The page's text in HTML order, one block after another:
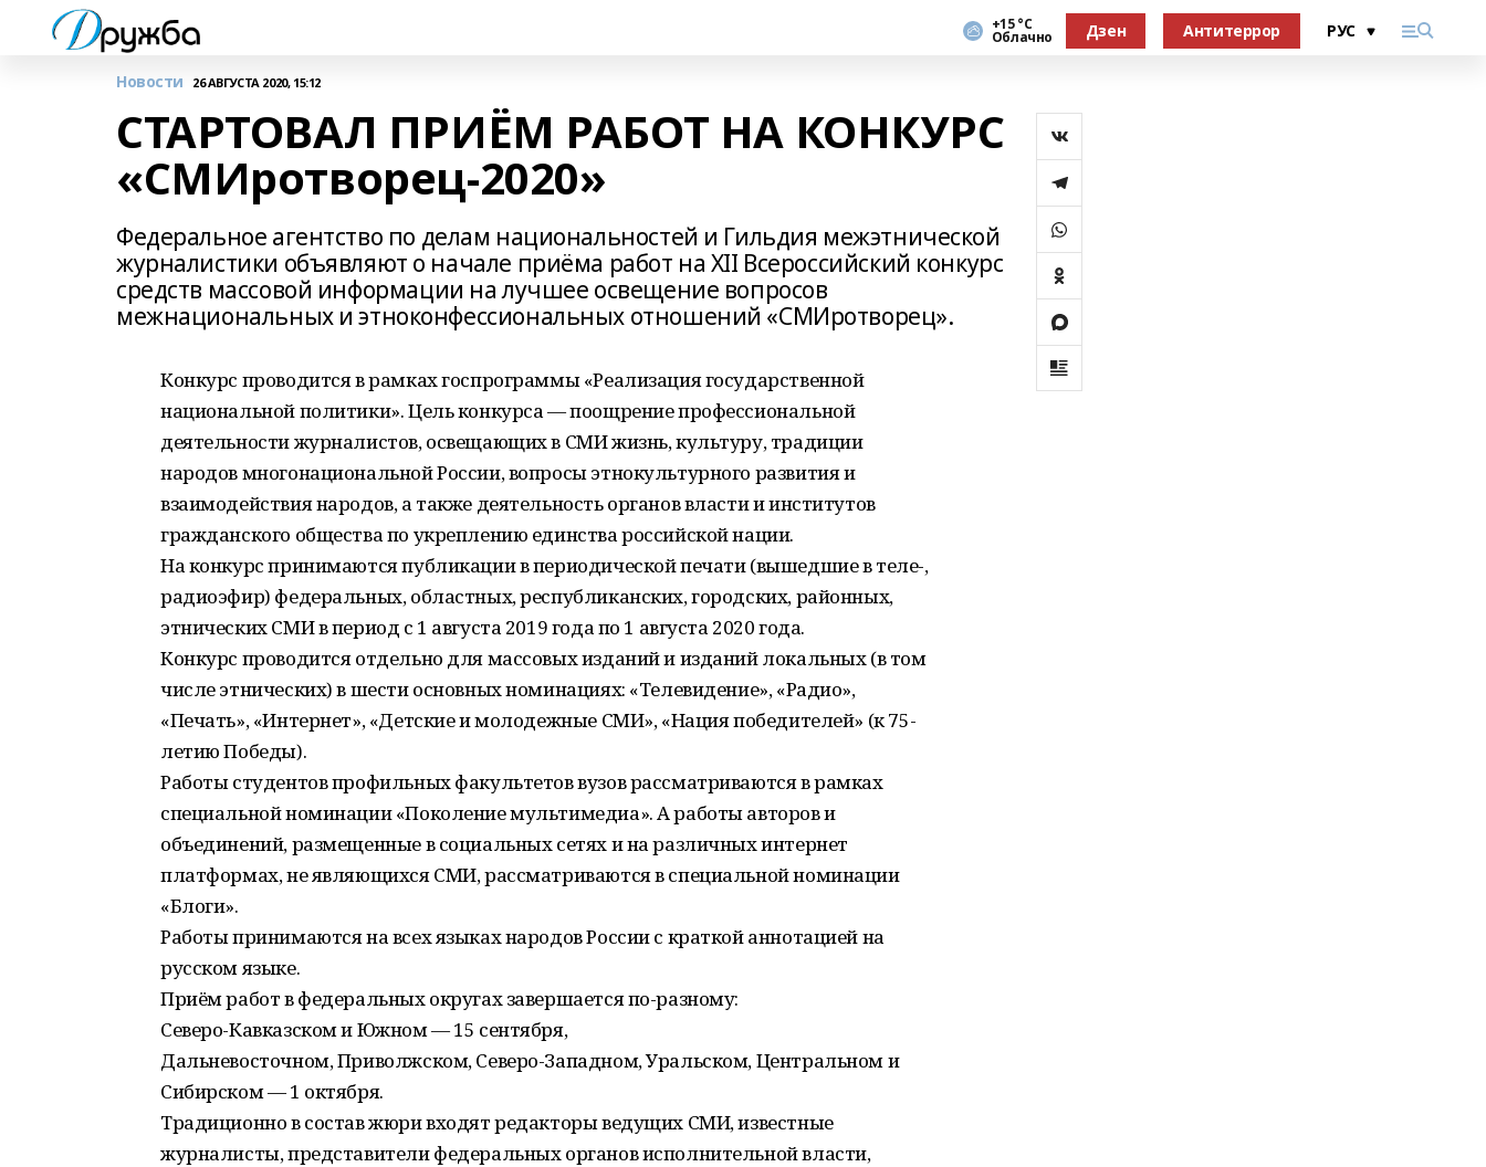
+15 °С
Облачно Дзен Антитеррор
Новости 26 АВГУСТА 2020, 15:12
СТАРТОВАЛ ПРИЁМ РАБОТ НА КОНКУРС
«СМИротворец-2020»
Федеральное агентство по делам национальностей и Гильдия межэтнической
журналистики объявляют о начале приёма работ на XII Всероссийский конкурс
средств массовой информации на лучшее освещение вопросов
межнациональных и этноконфессиональных отношений «СМИротворец».
Конкурс проводится в рамках госпрограммы «Реализация государственной
национальной политики». Цель конкурса ― поощрение профессиональной
деятельности журналистов, освещающих в СМИ жизнь, культуру, традиции
народов многонациональной России, вопросы этнокультурного развития и
взаимодействия народов, а также деятельность органов власти и институтов
гражданского общества по укреплению единства российской нации.
На конкурс принимаются публикации в периодической печати (вышедшие в теле-,
радиоэфир) федеральных, областных, республиканских, городских, районных,
этнических СМИ в период с 1 августа 2019 года по 1 августа 2020 года.
Конкурс проводится отдельно для массовых изданий и изданий локальных (в том
числе этнических) в шести основных номинациях: «Телевидение», «Радио»,
«Печать», «Интернет», «Детские и молодежные СМИ», «Нация победителей» (к 75-
летию Победы).
Работы студентов профильных факультетов вузов рассматриваются в рамках
специальной номинации «Поколение мультимедиа». А работы авторов и
объединений, размещенные в социальных сетях и на различных интернет
платформах, не являющихся СМИ, рассматриваются в специальной номинации
«Блоги».
Работы принимаются на всех языках народов России с краткой аннотацией на
русском языке.
Приём работ в федеральных округах завершается по-разному:
Северо-Кавказском и Южном ― 15 сентября,
Дальневосточном, Приволжском, Северо-Западном, Уральском, Центральном и
Сибирском — 1 октября.
Традиционно в состав жюри входят редакторы ведущих СМИ, известные
журналисты, представители федеральных органов исполнительной власти,